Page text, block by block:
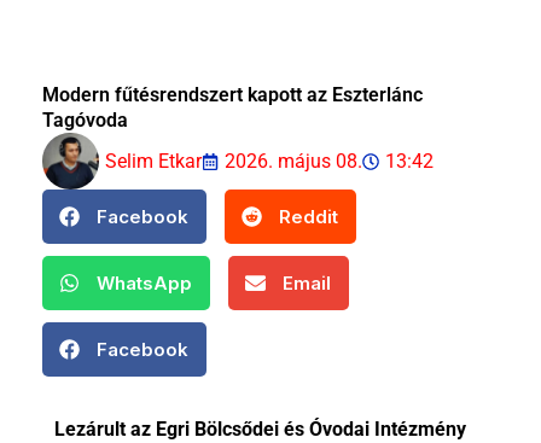
Modern fűtésrendszert kapott az Eszterlánc
Tagóvoda
Selim Etkar
2026. május 08. 13:42
Facebook Reddit
WhatsApp Email
Facebook
Lezárult az Egri Bölcsődei és Óvodai Intézmény